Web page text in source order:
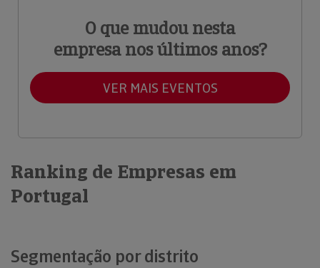
O que mudou nesta
empresa nos últimos anos?
VER MAIS EVENTOS
Ranking de Empresas em
Portugal
Segmentação por distrito